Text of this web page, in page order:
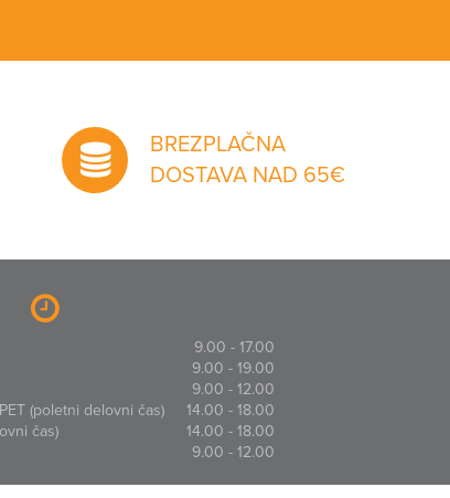
BREZPLAČNA
DOSTAVA NAD 65€
9.00 - 17.00
9.00 - 19.00
9.00 - 12.00
(poletni delovni čas)
14.00 - 18.00
čas)
14.00 - 18.00
9.00 - 12.00